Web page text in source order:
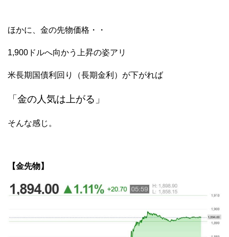
ほかに、金の先物価格・・
1,900ドルへ向かう上昇の姿アリ
米長期国債利回り（長期金利）が下がれば
「金の人気は上がる」
そんな感じ。
【金先物】